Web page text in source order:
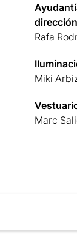
Rafa
Miki
Marc